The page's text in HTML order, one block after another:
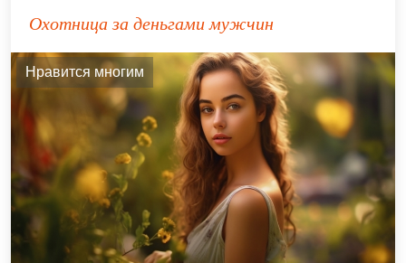
Охотница за деньгами мужчин
Нравится многим